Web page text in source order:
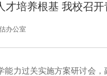
才培养根基 我校召
办公室
能力过关实施方案研讨会